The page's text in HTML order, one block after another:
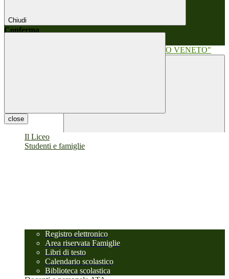
Chiudi
Conferma
close
Il Liceo
Studenti e famiglie
Registro elettronico
Area riservata Famiglie
Libri di testo
Calendario scolastico
Biblioteca scolastica